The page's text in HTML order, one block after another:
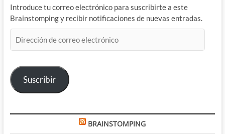
Introduce tu correo electrónico para suscribirte a este
Brainstomping y recibir notificaciones de nuevas entradas.
de
electrónico
Suscribir
BRAINSTOMPING